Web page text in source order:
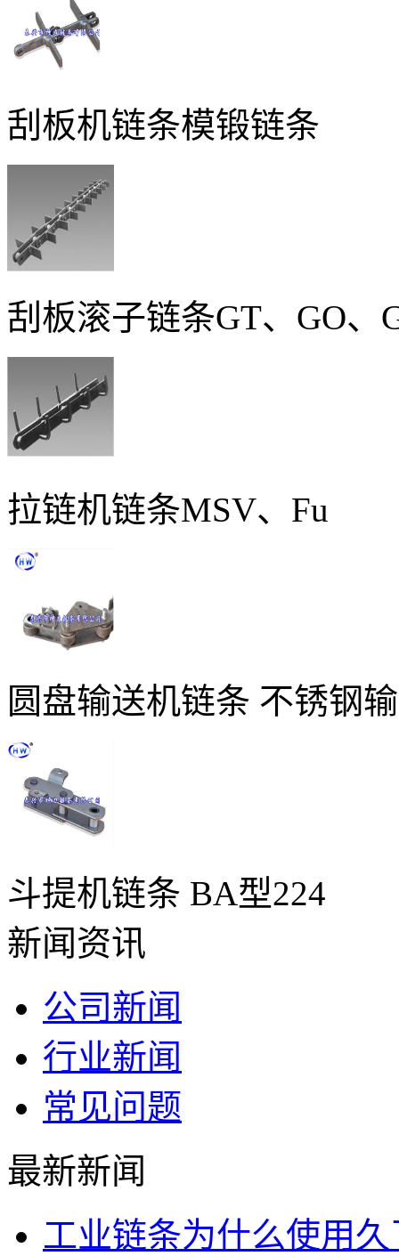
刮板机链条模锻链条
刮板滚子链条GT、GO、
拉链机链条MSV、Fu
圆盘输送机链条 不锈钢
斗提机链条 BA型224
新闻资讯
公司新闻
行业新闻
常见问题
最新新闻
工业链条为什么使用